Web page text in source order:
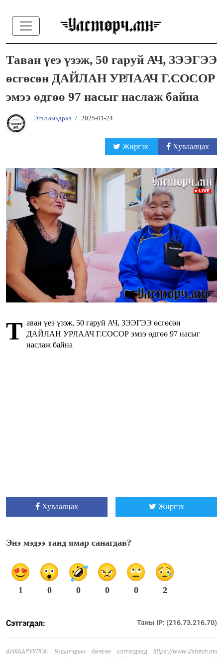
Таван үеэ үзэж, 50 гаруй АЧ, ЗЭЭГЭЭ
өсгөсөн ДАЙЛАН УРЛААЧ Г.СОСОР
эмээ өдгөө 97 насыг наслаж байна
Эгэл амьдрал / 2025-01-24
Жиргэх Хуваалцах
Т аван үеэ үзэж, 50 гаруй АЧ, ЗЭЭГЭЭ өсгөсөн
ДАЙЛАН УРЛААЧ Г.СОСОР эмээ өдгөө 97 насыг
наслаж байна
Хуваалцах Жиргэх
Энэ мэдээ танд ямар санагдав?
1 0 0 0 0 2
Сэтгэгдэл: Таны IP: (216.73.216.70)
АНХААРУУЛГА: Уншигчдын бичсэн сэтгэгдэлд https://www.ulsturch.mn